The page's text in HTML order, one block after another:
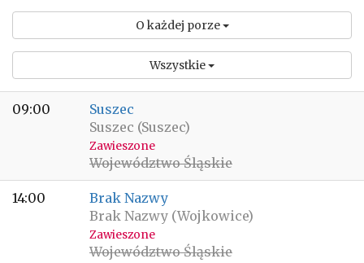
O każdej porze
Wszystkie
09:00
Suszec
Suszec (Suszec)
Zawieszone
Województwo Śląskie
14:00
Brak Nazwy
Brak Nazwy (Wojkowice)
Zawieszone
Województwo Śląskie